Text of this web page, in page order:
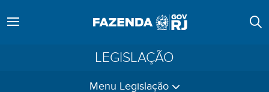
LEGISLAÇÃO
Menu Legislação